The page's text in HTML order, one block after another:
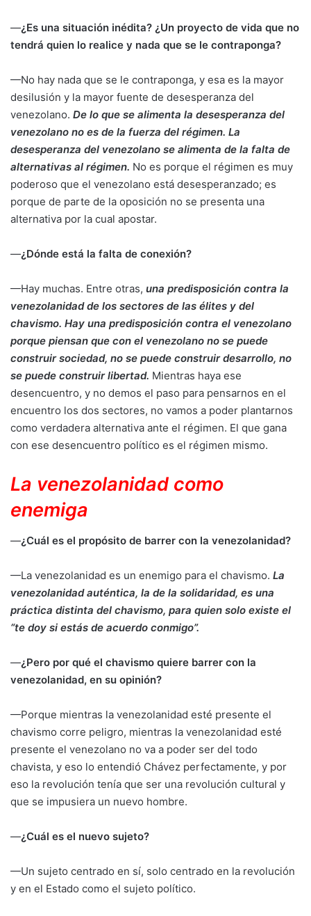
—¿Es una situación inédita? ¿Un proyecto de vida que no
tendrá quien lo realice y nada que se le contraponga?
—No hay nada que se le contraponga, y esa es la mayor
desilusión y la mayor fuente de desesperanza del
venezolano. De lo que se alimenta la desesperanza del
venezolano no es de la fuerza del régimen. La
desesperanza del venezolano se alimenta de la falta de
alternativas al régimen. No es porque el régimen es muy
poderoso que el venezolano está desesperanzado; es
porque de parte de la oposición no se presenta una
alternativa por la cual apostar.
—¿Dónde está la falta de conexión?
—Hay muchas. Entre otras, una predisposición contra la
venezolanidad de los sectores de las élites y del
chavismo. Hay una predisposición contra el venezolano
porque piensan que con el venezolano no se puede
construir sociedad, no se puede construir desarrollo, no
se puede construir libertad. Mientras haya ese
desencuentro, y no demos el paso para pensarnos en el
encuentro los dos sectores, no vamos a poder plantarnos
como verdadera alternativa ante el régimen. El que gana
con ese desencuentro político es el régimen mismo.
La venezolanidad como
enemiga
—¿Cuál es el propósito de barrer con la venezolanidad?
—La venezolanidad es un enemigo para el chavismo. La
venezolanidad auténtica, la de la solidaridad, es una
práctica distinta del chavismo, para quien solo existe el
“te doy si estás de acuerdo conmigo”.
—¿Pero por qué el chavismo quiere barrer con la
venezolanidad, en su opinión?
—Porque mientras la venezolanidad esté presente el
chavismo corre peligro, mientras la venezolanidad esté
presente el venezolano no va a poder ser del todo
chavista, y eso lo entendió Chávez perfectamente, y por
eso la revolución tenía que ser una revolución cultural y
que se impusiera un nuevo hombre.
—¿Cuál es el nuevo sujeto?
—Un sujeto centrado en sí, solo centrado en la revolución
y en el Estado como el sujeto político.